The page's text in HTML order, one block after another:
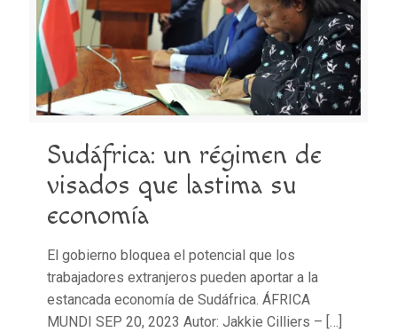
Sudáfrica: un régimen de
visados que lastima su
economía
El gobierno bloquea el potencial que los
trabajadores extranjeros pueden aportar a la
estancada economía de Sudáfrica. ÁFRICA
MUNDI SEP 20, 2023 Autor: Jakkie Cilliers – […]